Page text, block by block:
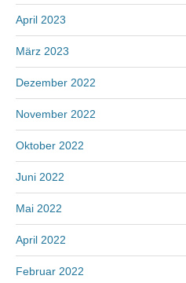
April 2023
März 2023
Dezember 2022
November 2022
Oktober 2022
Juni 2022
Mai 2022
April 2022
Februar 2022